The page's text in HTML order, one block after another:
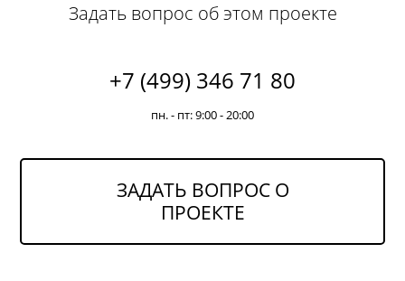
Задать вопрос об этом проекте
+7 (499) 346 71 80
пн. - пт: 9:00 - 20:00
ЗАДАТЬ ВОПРОС О
ПРОЕКТЕ